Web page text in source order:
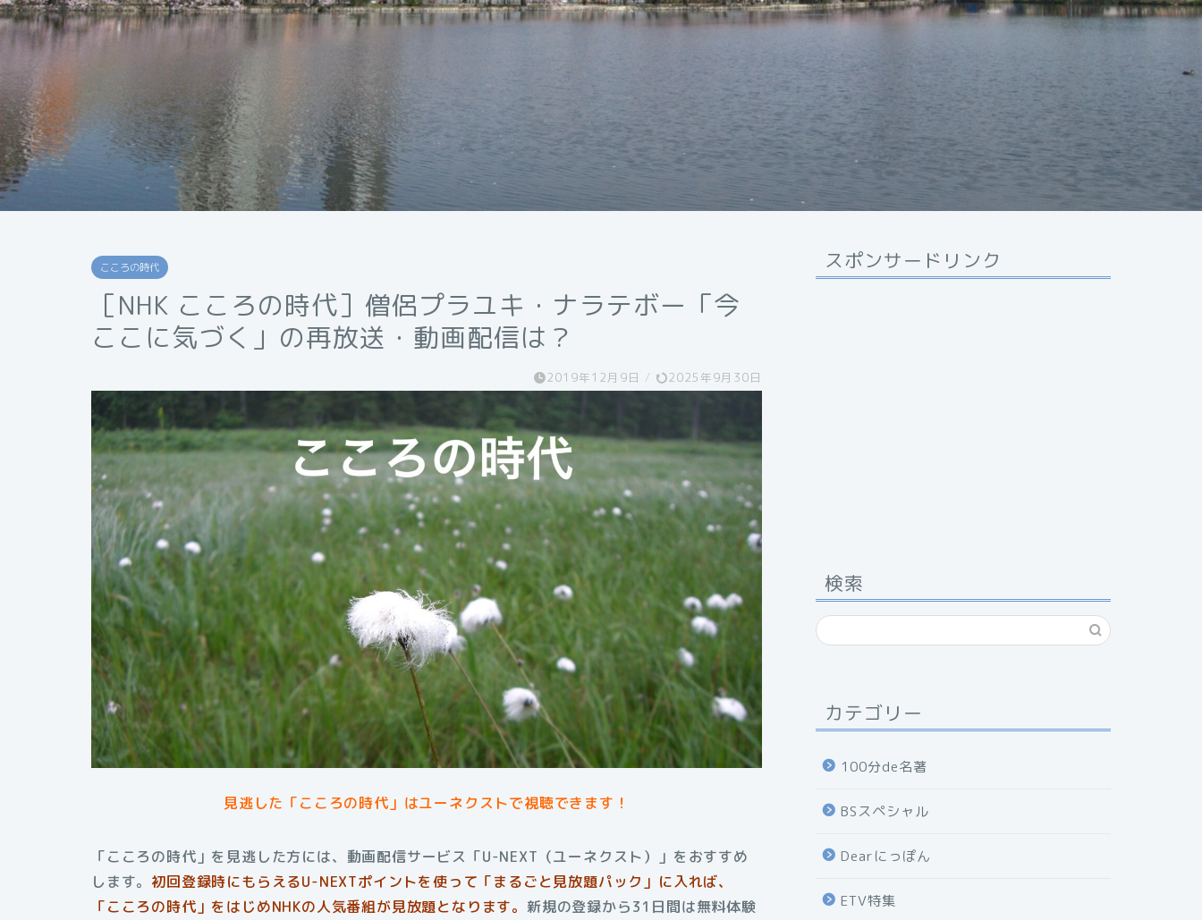
こころの時代
［NHK こころの時代］僧侶プラユキ・ナラテボー「今
ここに気づく」の再放送・動画配信は？
2019年12月9日 / 2025年9月30日
見逃した「こころの時代」はユーネクストで視聴できます！
「こころの時代」を見逃した方には、動画配信サービス「U-NEXT（ユーネクスト）」をおすすめ
します。 初回登録時にもらえるU-NEXTポイントを使って「まるごと見放題パック」に入れば、
「こころの時代」をはじめNHKの人気番組が見放題となります。 新規の登録から31日間は無料体験
スポンサードリンク
検索
カテゴリー
100分de名著
BSスペシャル
Dearにっぽん
ETV特集